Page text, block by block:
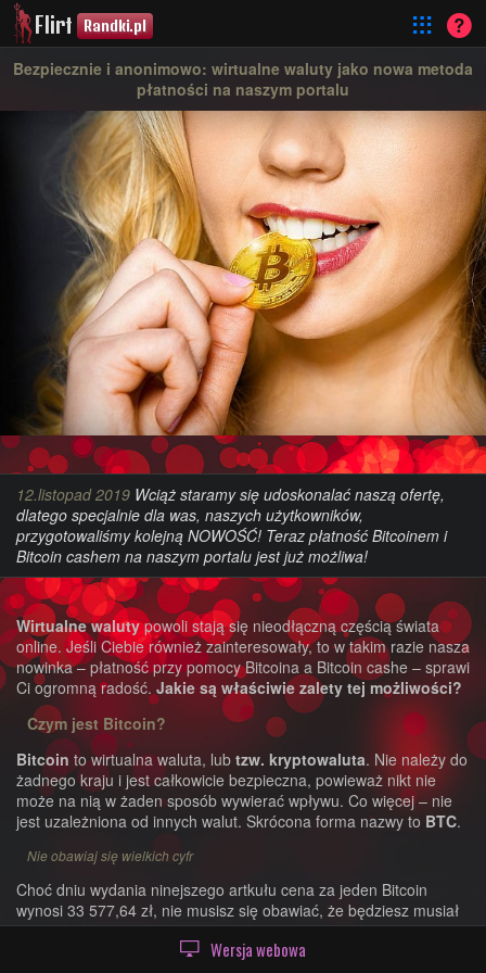
Flirt Randki.pl
Wersja webowa
Bezpiecznie i anonimowo: wirtualne waluty jako nowa metoda
płatności na naszym portalu
12.listopad 2019 Wciąż staramy się udoskonalać naszą ofertę,
dlatego specjalnie dla was, naszych użytkowników,
przygotowaliśmy kolejną NOWOŚĆ! Teraz płatność Bitcoinem i
Bitcoin cashem na naszym portalu jest już możliwa!
Wirtualne walutypowoli stają się nieodłączną częścią świata
online. Jeśli Ciebie również zainteresowały, to w takim razie nasza
nowinka – płatność przy pomocy Bitcoina a Bitcoin cashe – sprawi
Ci ogromną radość. Jakie są właściwie zalety tej możliwości?
Czym jest Bitcoin?
Bitcoin to wirtualna waluta, lub tzw. kryptowaluta. Nie należy do
żadnego kraju i jest całkowicie bezpieczna, powieważ nikt nie
może na nią w żaden sposób wywierać wpływu. Co więcej – nie
jest uzależniona od innych walut. Skrócona forma nazwy to BTC.
Nie obawiaj się wielkich cyfr
Choć dniu wydania ninejszego artkułu cena za jeden Bitcoin
wynosi 33 577,64 zł, nie musisz się obawiać, że będziesz musiał
posiadać cały Bitcoin. W online kantorach w prosty sposób można
(0,01 Bitcoina) lubsatoshi